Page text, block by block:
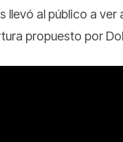
al público a ver
propuesto por